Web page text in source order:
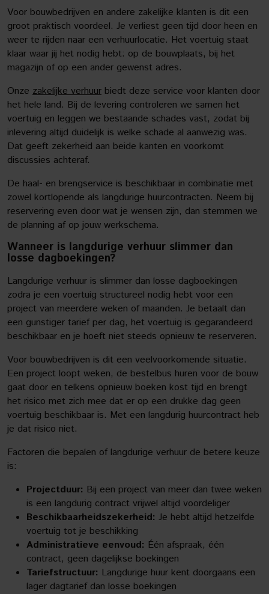
Voor bouwbedrijven en andere zakelijke klanten is dit een
groot praktisch voordeel. Je verliest geen tijd door heen en
weer te rijden naar een verhuurlocatie. Het voertuig staat
klaar waar jij het nodig hebt: op de bouwplaats, bij het
magazijn of op een ander gewenst adres.
Onze zakelijke verhuur biedt deze service voor klanten door
het hele land. Bij de levering controleren we samen het
voertuig en leggen we bestaande schades vast, zodat bij
inlevering altijd duidelijk is welke schade al aanwezig was.
Dat geeft zekerheid aan beide kanten en voorkomt
discussies achteraf.
De haal- en brengservice is beschikbaar in combinatie met
zowel kortlopende als langdurige huurcontracten. Neem bij
reservering even door wat je wensen zijn, dan stemmen we
de planning af op jouw werkschema.
Wanneer is langdurige verhuur slimmer dan
losse dagboekingen?
Langdurige verhuur is slimmer dan losse dagboekingen
zodra je een voertuig structureel nodig hebt voor een
project van meerdere weken of maanden. Je betaalt dan
een gunstiger tarief per dag, het voertuig is gegarandeerd
beschikbaar en je hoeft niet steeds opnieuw te reserveren.
Voor bouwbedrijven is dit een veelvoorkomende situatie.
Een project loopt weken, de bestelbus huren voor de bouw
gaat door en telkens opnieuw boeken kost tijd en brengt
het risico met zich mee dat er op een drukke dag geen
voertuig beschikbaar is. Met een langdurig huurcontract heb
je dat risico niet.
Factoren die bepalen of langdurige verhuur de betere keuze
is:
Projectduur: Bij een project van meer dan twee weken
is een langdurig contract vrijwel altijd voordeliger
Beschikbaarheidszekerheid: Je hebt altijd hetzelfde
voertuig tot je beschikking
Administratieve eenvoud: Één afspraak, één
contract, geen dagelijkse boekingen
Tariefstructuur: Langdurige huur kent doorgaans een
lager dagtarief dan losse boekingen